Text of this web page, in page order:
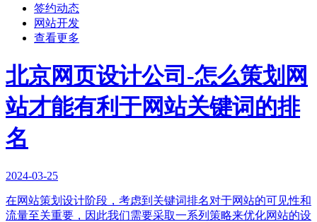
签约动态
网站开发
查看更多
北京网页设计公司-怎么策划网
站才能有利于网站关键词的排
名
2024-03-25
在网站策划设计阶段，考虑到关键词排名对于网站的可见性和
流量至关重要，因此我们需要采取一系列策略来优化网站的设